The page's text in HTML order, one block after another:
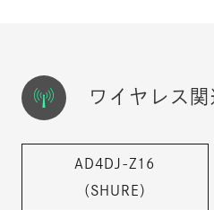
ワイヤレス関
AD4DJ-Z16
（SHURE）